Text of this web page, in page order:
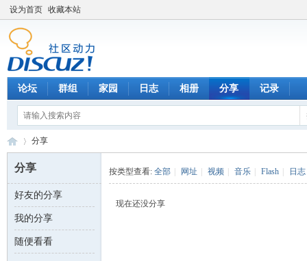
设为首页 收藏本站
论坛 群组 家园 日志 相册 分享 记录
数 ›
分享
分享
好友的分享
我的分享
随便看看
按类型查看: 全部 网址 视频 音乐 Flash 日志
现在还没分享